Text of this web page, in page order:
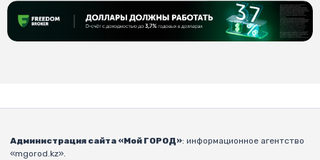
Администрация сайта «Мой ГОРОД»: информационное агентство
«mgorod.kz».